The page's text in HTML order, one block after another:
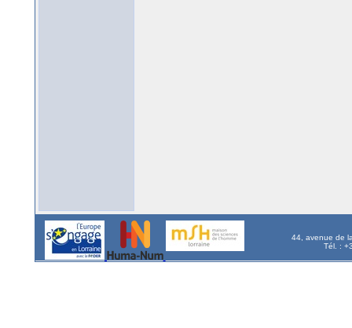
44, avenue de
Tél. :